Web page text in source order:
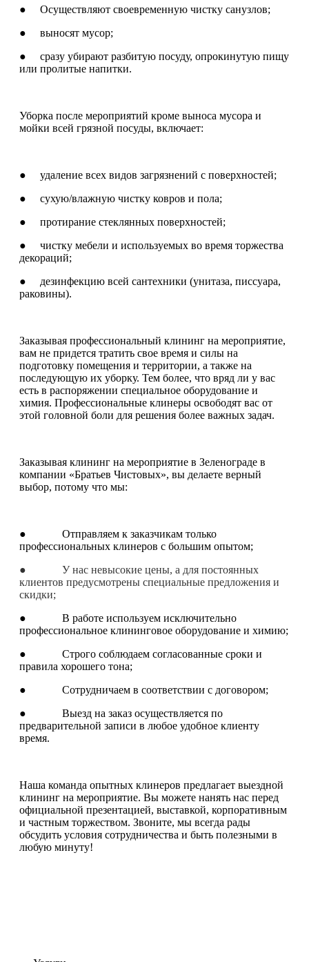
● Осуществляют своевременную чистку санузлов;
● выносят мусор;
● сразу убирают разбитую посуду, опрокинутую пищу
или пролитые напитки.
Уборка после мероприятий кроме выноса мусора и
мойки всей грязной посуды, включает:
● удаление всех видов загрязнений с поверхностей;
● сухую/влажную чистку ковров и пола;
● протирание стеклянных поверхностей;
● чистку мебели и используемых во время торжества
декораций;
● дезинфекцию всей сантехники (унитаза, писсуара,
раковины).
Заказывая профессиональный клининг на мероприятие,
вам не придется тратить свое время и силы на
подготовку помещения и территории, а также на
последующую их уборку. Тем более, что вряд ли у вас
есть в распоряжении специальное оборудование и
химия. Профессиональные клинеры освободят вас от
этой головной боли для решения более важных задач.
Заказывая клининг на мероприятие в Зеленограде в
компании «Братьев Чистовых», вы делаете верный
выбор, потому что мы:
● Отправляем к заказчикам только
профессиональных клинеров с большим опытом;
● У нас невысокие цены, а для постоянных
клиентов предусмотрены специальные предложения и
скидки;
● В работе используем исключительно
профессиональное клининговое оборудование и химию;
● Строго соблюдаем согласованные сроки и
правила хорошего тона;
● Сотрудничаем в соответствии с договором;
● Выезд на заказ осуществляется по
предварительной записи в любое удобное клиенту
время.
Наша команда опытных клинеров предлагает выездной
клининг на мероприятие. Вы можете нанять нас перед
официальной презентацией, выставкой, корпоративным
и частным торжеством. Звоните, мы всегда рады
обсудить условия сотрудничества и быть полезными в
любую минуту!